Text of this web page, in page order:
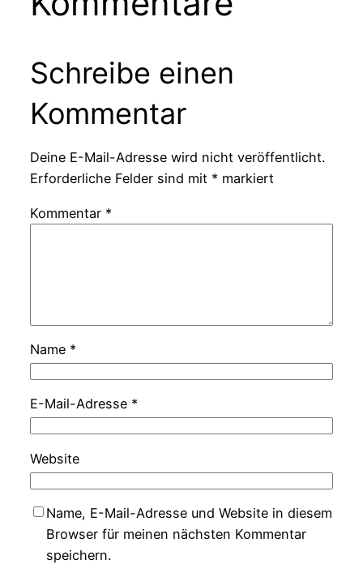
Schreibe einen
Kommentar
Deine E-Mail-Adresse wird nicht veröffentlicht.
Erforderliche Felder sind mit * markiert
Kommentar *
Name *
E-Mail-Adresse *
Website
Name, E-Mail-Adresse und Website in diesem
Browser für meinen nächsten Kommentar
speichern.